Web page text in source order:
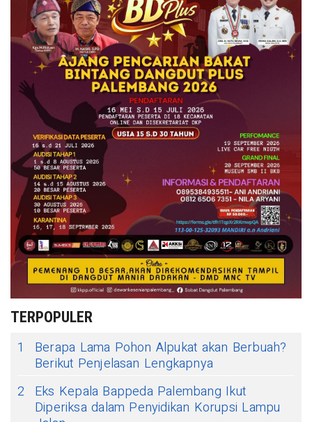
TERPOPULER
1
Berapa Lama Pohon Alpukat akan Berbuah?
Berikut Penjelasan Lengkapnya
2
Eks Kepala Bappeda Palembang Ikut
Diperiksa dalam Penyidikan Korupsi Lampu